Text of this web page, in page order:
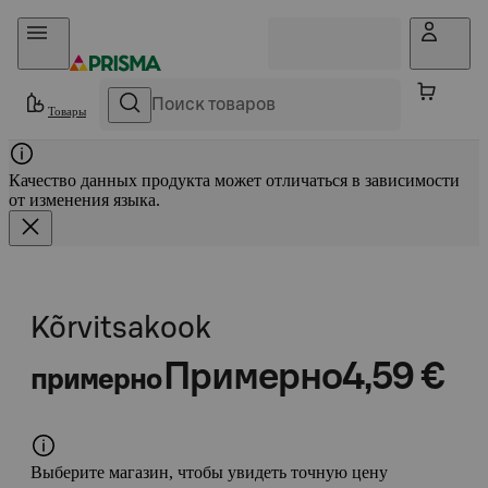
Прыгать в контент
Товары
Качество данных продукта может отличаться в зависимости
от изменения языка.
Kõrvitsakook
примерно Примерно4,59 €
Выберите магазин, чтобы увидеть точную цену